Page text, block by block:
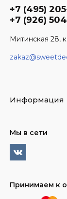
+7 (495)
+7 (926)
Митинская 28,
Информация
Мы в сети
Принимаем к